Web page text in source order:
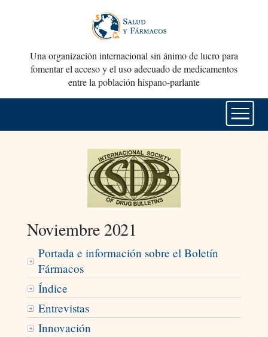
Una organización internacional sin ánimo de lucro para
fomentar el acceso y el uso adecuado de medicamentos
entre la población hispano-parlante
Noviembre 2021
Portada e información sobre el Boletín
Fármacos
Índice
Entrevistas
Innovación